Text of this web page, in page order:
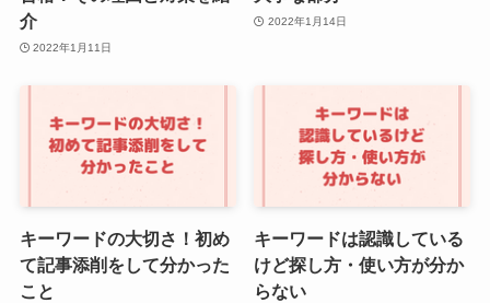
介
2022年1月11日
2022年1月14日
キーワードの大切さ！初め
て記事添削をして分かった
こと
キーワードは認識している
けど探し方・使い方が分か
らない